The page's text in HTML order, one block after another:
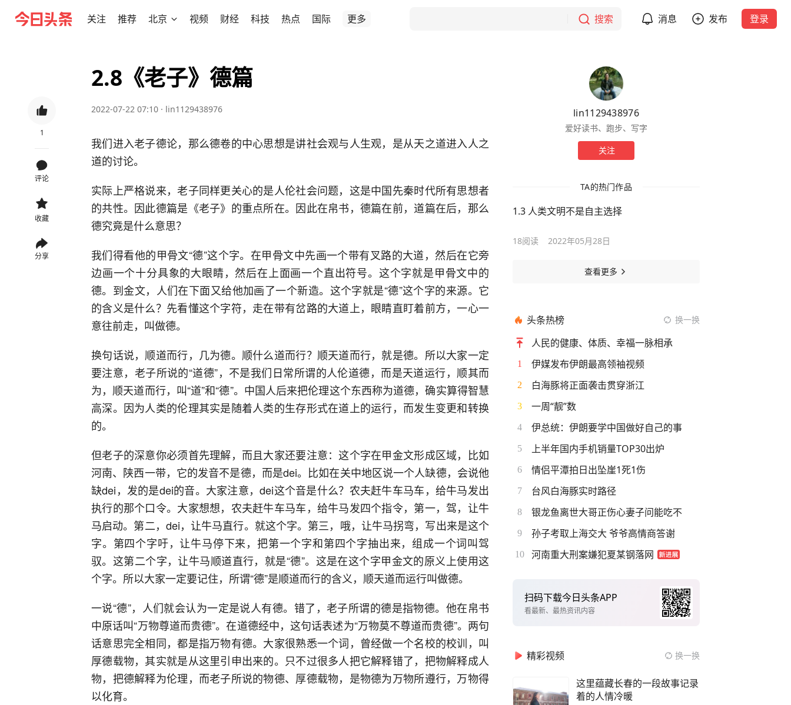
关注 推荐 北京 视频 财经 科技 热点 国际 更多 搜索 消息 发布 登录
1
评论
收藏
分享
2.8《老子》德篇
2022-07-22 07:10 · lin1129438976
我们进入老子德论，那么德卷的中心思想是讲社会观与人生观，是从天之道进入人之
道的讨论。
实际上严格说来，老子同样更关心的是人伦社会问题，这是中国先秦时代所有思想者
的共性。因此德篇是《老子》的重点所在。因此在帛书，德篇在前，道篇在后，那么
德究竟是什么意思？
我们得看他的甲骨文“德”这个字。在甲骨文中先画一个带有叉路的大道，然后在它旁
边画一个十分具象的大眼睛，然后在上面画一个直出符号。这个字就是甲骨文中的
德。到金文，人们在下面又给他加画了一个新造。这个字就是“德”这个字的来源。它
的含义是什么？先看懂这个字符，走在带有岔路的大道上，眼睛直盯着前方，一心一
意往前走，叫做德。
换句话说，顺道而行，几为德。顺什么道而行？顺天道而行，就是德。所以大家一定
要注意，老子所说的“道德”，不是我们日常所谓的人伦道德，而是天道运行，顺其而
为，顺天道而行，叫“道”和“德”。中国人后来把伦理这个东西称为道德，确实算得智慧
高深。因为人类的伦理其实是随着人类的生存形式在道上的运行，而发生变更和转换
的。
但老子的深意你必须首先理解，而且大家还要注意：这个字在甲金文形成区域，比如
河南、陕西一带，它的发音不是德，而是dei。比如在关中地区说一个人缺德，会说他
缺dei，发的是dei的音。大家注意，dei这个音是什么？农夫赶牛车马车，给牛马发出
执行的那个口令。大家想想，农夫赶牛车马车，给牛马发四个指令，第一，驾，让牛
马启动。第二，dei，让牛马直行。就这个字。第三，哦，让牛马拐弯，写出来是这个
字。第四个字吁，让牛马停下来，把第一个字和第四个字抽出来，组成一个词叫驾
驭。这第二个字，让牛马顺道直行，就是“德”。这是在这个字甲金文的原义上使用这
个字。所以大家一定要记住，所谓“德”是顺道而行的含义，顺天道而运行叫做德。
一说“德”，人们就会认为一定是说人有德。错了，老子所谓的德是指物德。他在帛书
中原话叫“万物尊道而贵德”。在道德经中，这句话表述为“万物莫不尊道而贵德”。两句
话意思完全相同，都是指万物有德。大家很熟悉一个词，曾经做一个名校的校训，叫
厚德载物，其实就是从这里引申出来的。只不过很多人把它解释错了，把物解释成人
物，把德解释为伦理，而老子所说的物德、厚德载物，是物德为万物所遵行，万物得
以化育。
lin1129438976
爱好读书、跑步、写字
关注
TA的热门作品
1.3 人类文明不是自主选择
18阅读 2022年05月28日
查看更多
头条热榜 换一换
人民的健康、体质、幸福一脉相承
1 伊媒发布伊朗最高领袖视频
2 白海豚将正面袭击贯穿浙江
3 一周“靓”数
4 伊总统：伊朗要学中国做好自己的事
5 上半年国内手机销量TOP30出炉
6 情侣平潭拍日出坠崖1死1伤
7 台风白海豚实时路径
8 银龙鱼离世大哥正伤心妻子问能吃不
9 孙子考取上海交大 爷爷高情商答谢
10 河南重大刑案嫌犯夏某钢落网
扫码下载今日头条APP
看最新、最热资讯内容
精彩视频 换一换
这里蕴藏长春的一段故事记录
着的人情冷暖